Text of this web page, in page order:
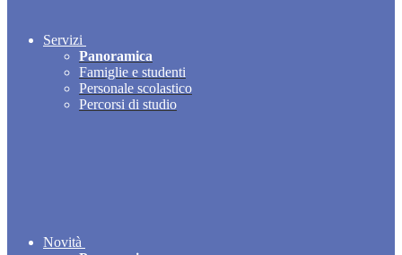
Servizi
Panoramica
Famiglie e studenti
Personale scolastico
Percorsi di studio
Novità